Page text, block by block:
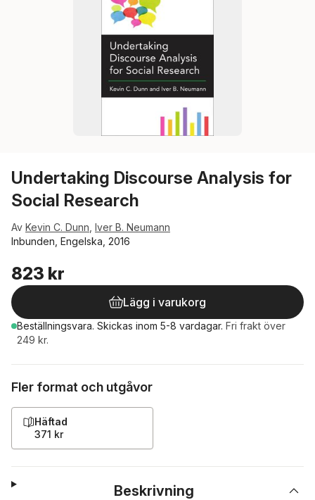
Undertaking Discourse Analysis for
Social Research
Av Kevin C. Dunn Iver B. Neumann
Inbunden, Engelska, 2016
823 kr
Lägg i varukorg
Beställningsvara. Skickas inom 5-8 vardagar. Fri frakt över
249 kr.
Fler format och utgåvor
Häftad
371 kr
Beskrivning